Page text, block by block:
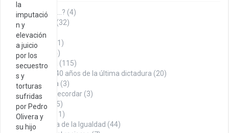
la
imputació
n y
elevación
a juicio
por los
secuestro
s y
torturas
sufridas
por Pedro
Olivera y
su hijo
¿Sabías que…? (4)
Aniversario
(32)
Armenia
Cita del día
(1)
Cultura
(144)
Historia
(115)
A 40 años de la última dictadura (20)
La Roca (3)
Datos para recordar (3)
Denuncia
(75)
Economía
(11)
En búsqueda de la Igualdad (44)